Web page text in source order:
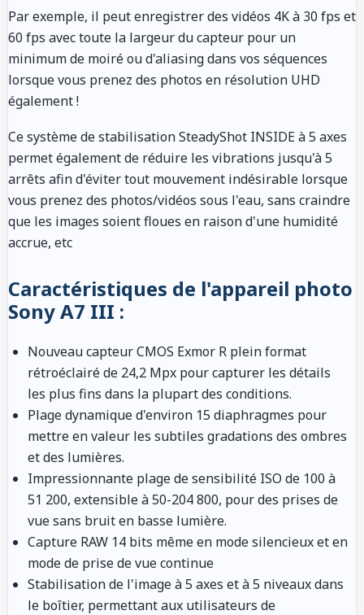
Par exemple, il peut enregistrer des vidéos 4K à 30 fps et
60 fps avec toute la largeur du capteur pour un
minimum de moiré ou d'aliasing dans vos séquences
lorsque vous prenez des photos en résolution UHD
également !
Ce système de stabilisation SteadyShot INSIDE à 5 axes
permet également de réduire les vibrations jusqu'à 5
arrêts afin d'éviter tout mouvement indésirable lorsque
vous prenez des photos/vidéos sous l'eau, sans craindre
que les images soient floues en raison d'une humidité
accrue, etc
Caractéristiques de l'appareil photo
Sony A7 III :
Nouveau capteur CMOS Exmor R plein format
rétroéclairé de 24,2 Mpx pour capturer les détails
les plus fins dans la plupart des conditions.
Plage dynamique d'environ 15 diaphragmes pour
mettre en valeur les subtiles gradations des ombres
et des lumières.
Impressionnante plage de sensibilité ISO de 100 à
51 200, extensible à 50-204 800, pour des prises de
vue sans bruit en basse lumière.
Capture RAW 14 bits même en mode silencieux et en
mode de prise de vue continue
Stabilisation de l'image à 5 axes et à 5 niveaux dans
le boîtier, permettant aux utilisateurs de